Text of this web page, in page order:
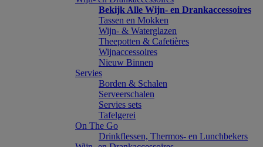
Bekijk Alle Wijn- en Drankaccessoires
Tassen en Mokken
Wijn- & Waterglazen
Theepotten & Cafetières
Wijnaccessoires
Nieuw Binnen
Servies
Borden & Schalen
Serveerschalen
Servies sets
Tafelgerei
On The Go
Drinkflessen, Thermos- en Lunchbekers